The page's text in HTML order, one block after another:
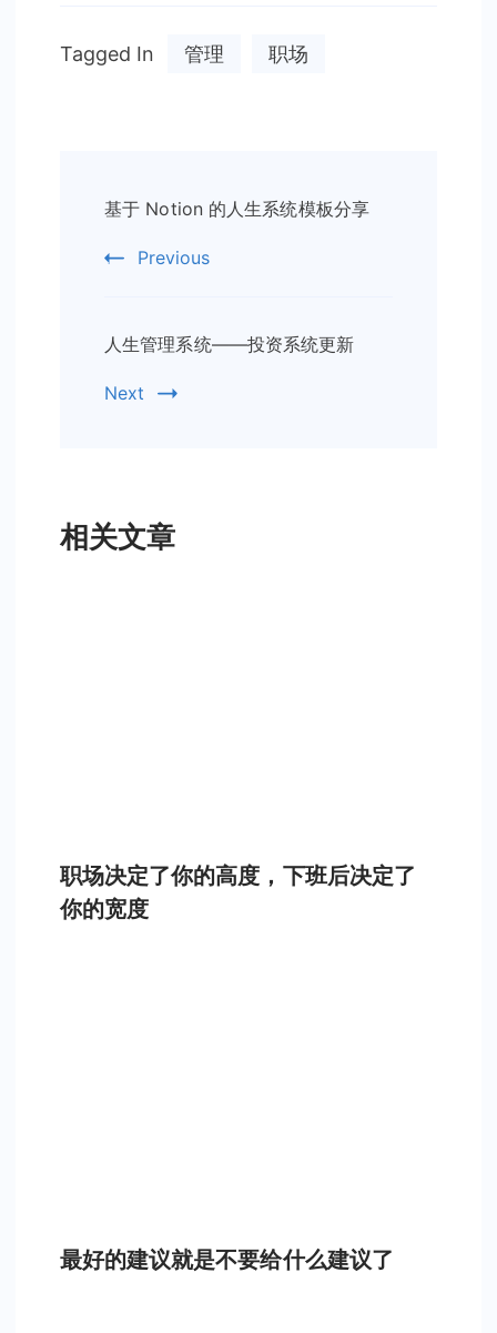
Tagged In 管理 职场
Navigation
基于 Notion 的人生系统模板分享
Previous
人生管理系统——投资系统更新
Next
相关文章
职场决定了你的高度，下班后决定了
你的宽度
最好的建议就是不要给什么建议了